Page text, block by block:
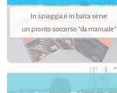
In spiaggia e in barca serve
un pronto soccorso "da manuale"